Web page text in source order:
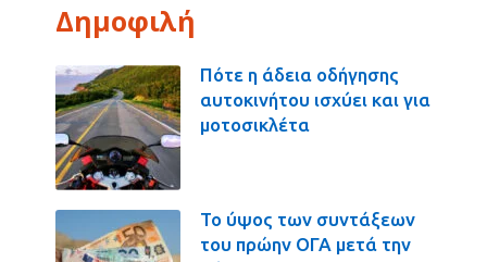
Δημοφιλή
Πότε η άδεια οδήγησης
αυτοκινήτου ισχύει και για
μοτοσικλέτα
Το ύψος των συντάξεων
του πρώην ΟΓΑ μετά την